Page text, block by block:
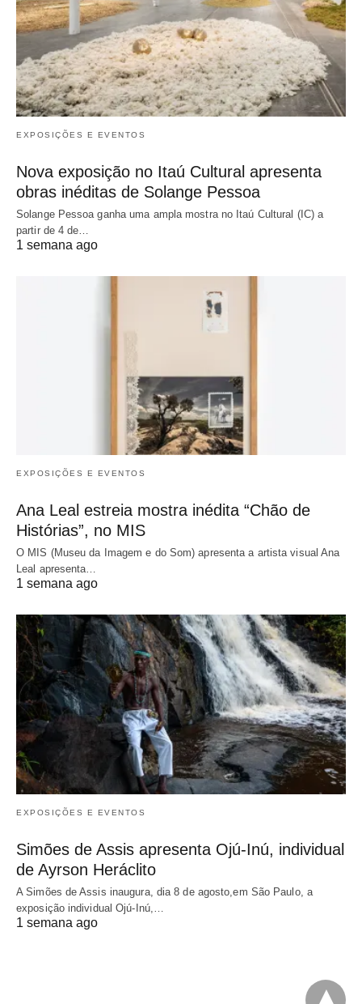
EXPOSIÇÕES E EVENTOS
Nova exposição no Itaú Cultural apresenta
obras inéditas de Solange Pessoa
Solange Pessoa ganha uma ampla mostra no Itaú Cultural (IC) a
partir de 4 de…
1 semana ago
EXPOSIÇÕES E EVENTOS
Ana Leal estreia mostra inédita “Chão de
Histórias”, no MIS
O MIS (Museu da Imagem e do Som) apresenta a artista visual Ana
Leal apresenta…
1 semana ago
EXPOSIÇÕES E EVENTOS
Simões de Assis apresenta Ojú-Inú, individual
de Ayrson Heráclito
A Simões de Assis inaugura, dia 8 de agosto,em São Paulo, a
exposição individual Ojú-Inú,…
1 semana ago